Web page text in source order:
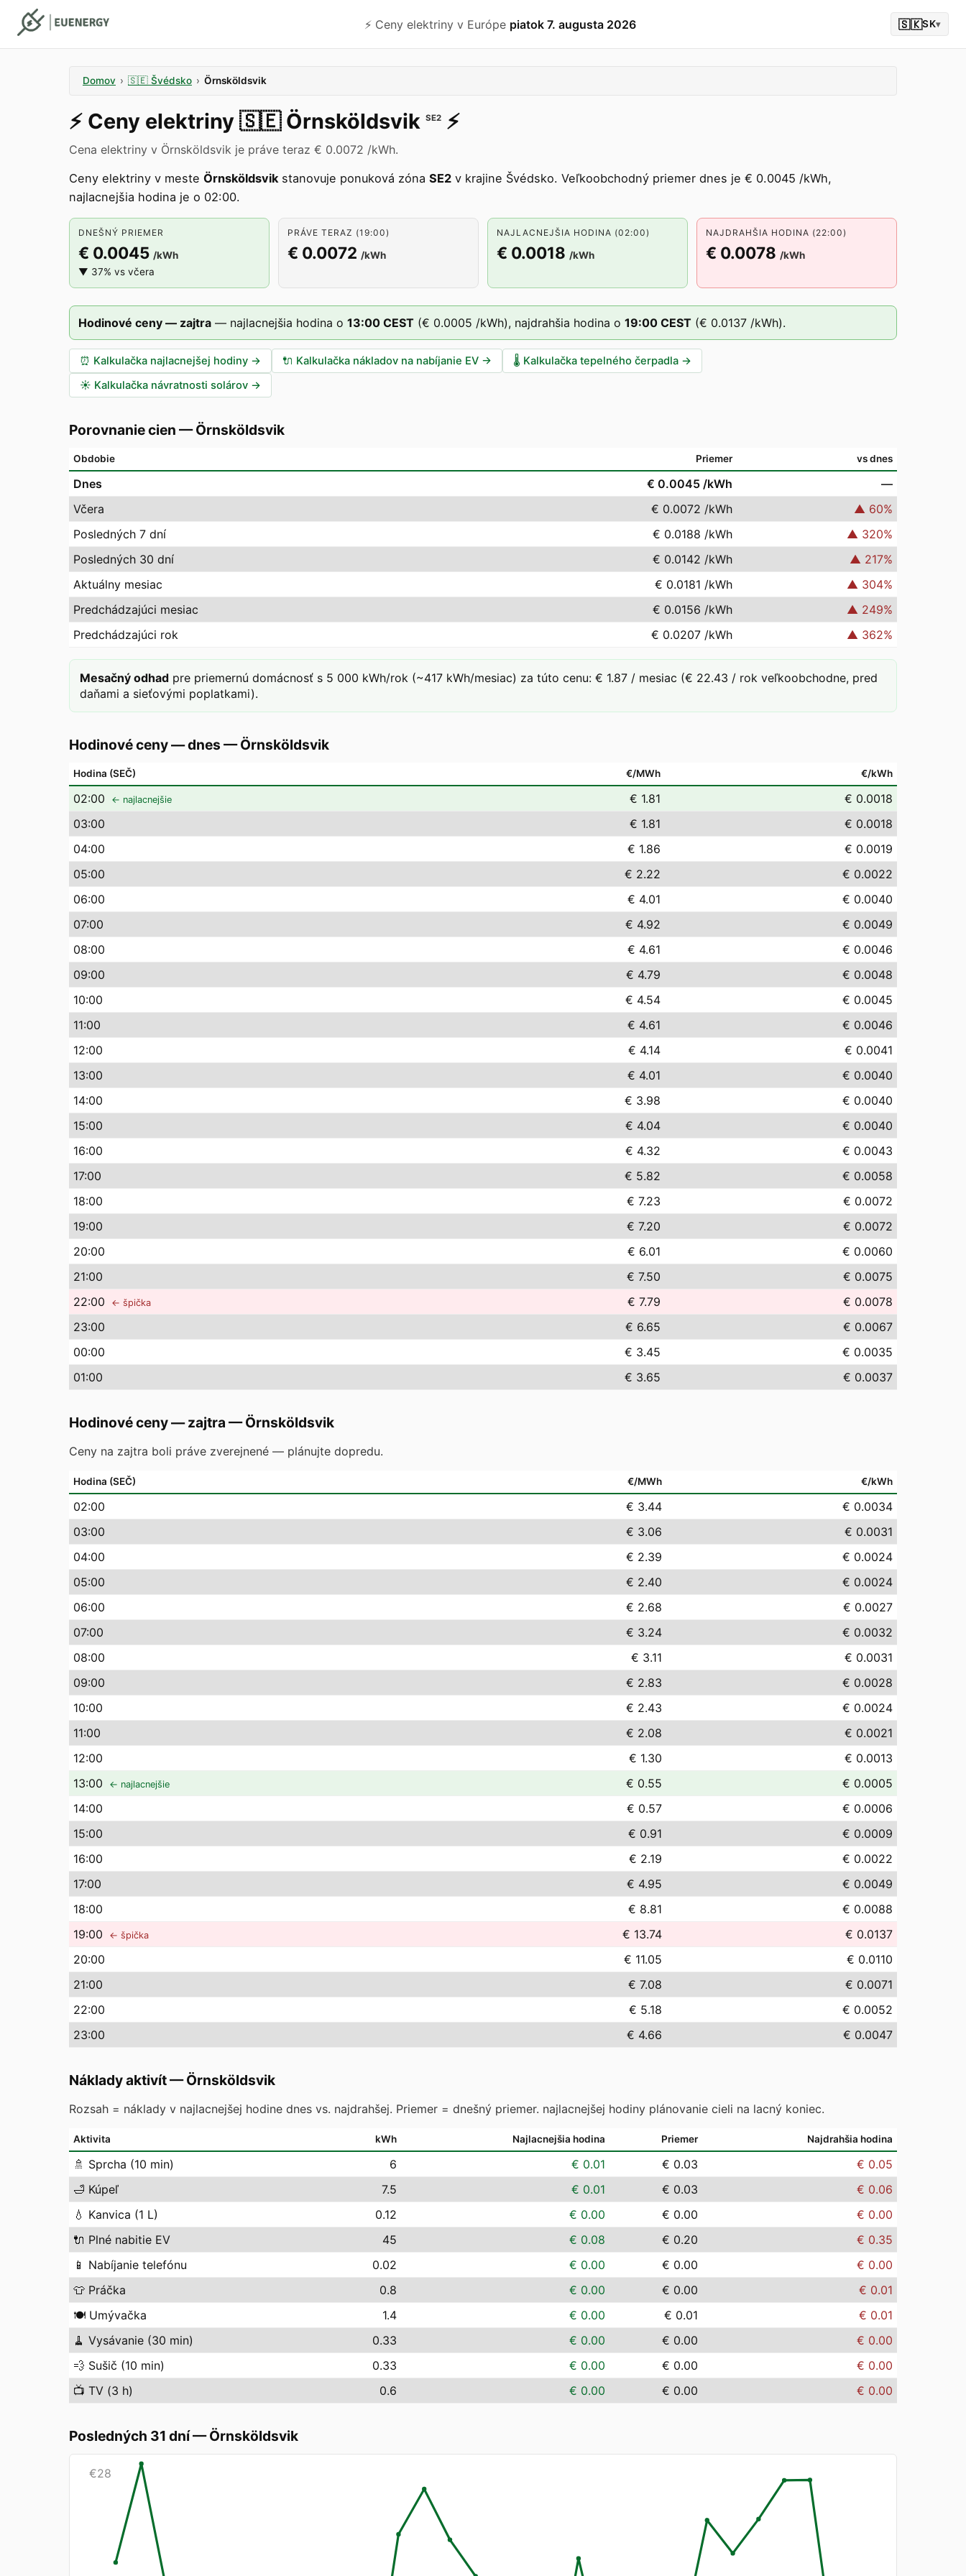
⚡️ Ceny elektriny v Európe piatok 7. augusta 2026 🇸🇰SK▾
Domov › 🇸🇪 Švédsko › Örnsköldsvik
⚡️ Ceny elektriny 🇸🇪 Örnsköldsvik SE2 ⚡️
Cena elektriny v Örnsköldsvik je práve teraz € 0.0072 /kWh.
Ceny elektriny v meste Örnsköldsvikstanovuje ponuková zóna SE2 v krajine Švédsko. Veľkoobchodný priemer dnes je € 0.0045 /kWh,
najlacnejšia hodina je o 02:00.
DNEŠNÝ PRIEMER
€ 0.0045 /kWh
▼ 37% vs včera
PRÁVE TERAZ (19:00)
€ 0.0072 /kWh
NAJLACNEJŠIA HODINA (02:00)
€ 0.0018 /kWh
NAJDRAHŠIA HODINA (22:00)
€ 0.0078 /kWh
Hodinové ceny — zajtra — najlacnejšia hodina o 13:00 CEST (€ 0.0005 /kWh), najdrahšia hodina o 19:00 CEST (€ 0.0137 /kWh).
⏰ Kalkulačka najlacnejšej hodiny → 🔌 Kalkulačka nákladov na nabíjanie EV → 🌡️ Kalkulačka tepelného čerpadla →
☀️ Kalkulačka návratnosti solárov →
Porovnanie cien —Örnsköldsvik
Obdobie Priemer vs dnes
Dnes € 0.0045 /kWh
—
Včera
€ 0.0072 /kWh ▲ 60%
Posledných 7 dní
€ 0.0188 /kWh ▲ 320%
Posledných 30 dní
€ 0.0142 /kWh ▲ 217%
Aktuálny mesiac
€ 0.0181 /kWh ▲ 304%
Predchádzajúci mesiac
€ 0.0156 /kWh ▲ 249%
Predchádzajúci rok
€ 0.0207 /kWh ▲ 362%
Mesačný odhad pre priemernú domácnosť s 5 000 kWh/rok (~417 kWh/mesiac) za túto cenu: € 1.87 / mesiac (€ 22.43 / rok veľkoobchodne, pred
daňami a sieťovými poplatkami).
Hodinové ceny — dnes —Örnsköldsvik
Hodina (SEČ) €/MWh €/kWh
02:00 ← najlacnejšie € 1.81
€ 0.0018
03:00 € 1.81
€ 0.0018
04:00 € 1.86
€ 0.0019
05:00 € 2.22
€ 0.0022
06:00 € 4.01
€ 0.0040
07:00 € 4.92
€ 0.0049
08:00 € 4.61
€ 0.0046
09:00 € 4.79
€ 0.0048
10:00 € 4.54
€ 0.0045
11:00 € 4.61
€ 0.0046
12:00 € 4.14
€ 0.0041
13:00 € 4.01
€ 0.0040
14:00 € 3.98
€ 0.0040
15:00 € 4.04
€ 0.0040
16:00 € 4.32
€ 0.0043
17:00 € 5.82
€ 0.0058
18:00 € 7.23
€ 0.0072
19:00 € 7.20
€ 0.0072
20:00 € 6.01
€ 0.0060
21:00 € 7.50
€ 0.0075
22:00 ← špička € 7.79
€ 0.0078
23:00 € 6.65
€ 0.0067
00:00 € 3.45
€ 0.0035
01:00 € 3.65 € 0.0037
Hodinové ceny — zajtra —Örnsköldsvik
Ceny na zajtra boli práve zverejnené — plánujte dopredu.
Hodina (SEČ) €/MWh €/kWh
02:00 € 3.44
€ 0.0034
03:00 € 3.06
€ 0.0031
04:00 € 2.39
€ 0.0024
05:00 € 2.40
€ 0.0024
06:00 € 2.68
€ 0.0027
07:00 € 3.24
€ 0.0032
08:00 € 3.11
€ 0.0031
09:00 € 2.83
€ 0.0028
10:00 € 2.43
€ 0.0024
11:00 € 2.08
€ 0.0021
12:00 € 1.30
€ 0.0013
13:00 ← najlacnejšie € 0.55
€ 0.0005
14:00 € 0.57
€ 0.0006
15:00 € 0.91
€ 0.0009
16:00 € 2.19
€ 0.0022
17:00 € 4.95
€ 0.0049
18:00 € 8.81
€ 0.0088
19:00 ← špička € 13.74
€ 0.0137
20:00 € 11.05
€ 0.0110
21:00 € 7.08
€ 0.0071
22:00 € 5.18
€ 0.0052
23:00 € 4.66 € 0.0047
Náklady aktivít—Örnsköldsvik
Rozsah = náklady v najlacnejšej hodine dnes vs. najdrahšej. Priemer = dnešný priemer. najlacnejšej hodiny plánovanie cieli na lacný koniec.
Aktivita kWh Najlacnejšia hodina Priemer Najdrahšia hodina
🚿 Sprcha (10 min) 6 € 0.01 € 0.03
€ 0.05
🛁 Kúpeľ 7.5 € 0.01 € 0.03
€ 0.06
💧 Kanvica (1 L) 0.12 € 0.00 € 0.00
€ 0.00
🔌 Plné nabitie EV 45 € 0.08 € 0.20
€ 0.35
📱 Nabíjanie telefónu 0.02 € 0.00 € 0.00
€ 0.00
👕 Práčka 0.8 € 0.00 € 0.00
€ 0.01
🍽️ Umývačka 1.4 € 0.00 € 0.01
€ 0.01
🧹 Vysávanie (30 min) 0.33 € 0.00 € 0.00
€ 0.00
💨 Sušič (10 min) 0.33 € 0.00 € 0.00
€ 0.00
📺 TV (3 h) 0.6 € 0.00 € 0.00 € 0.00
Posledných 31 dní—Örnsköldsvik
€28